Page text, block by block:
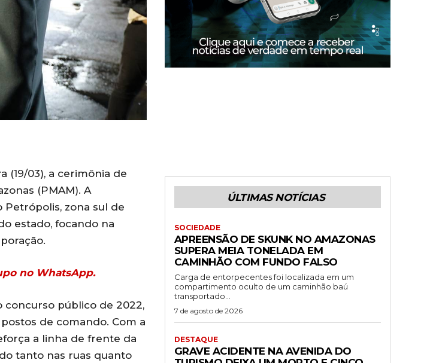
(19/03), a cerimônia de
(PMAM). A
Petrópolis, zona sul de
estado, focando na
no WhatsApp.
concurso público de 2022,
de comando. Com a
a linha de frente da
tanto nas ruas quanto
ÚLTIMAS NOTÍCIAS
SOCIEDADE
APREENSÃO DE SKUNK NO AMAZONAS
SUPERA MEIA TONELADA EM
CAMINHÃO COM FUNDO FALSO
Carga de entorpecentes foi localizada em um
compartimento oculto de um caminhão baú
transportado...
7 de agosto de 2026
DESTAQUE
GRAVE ACIDENTE NA AVENIDA DO